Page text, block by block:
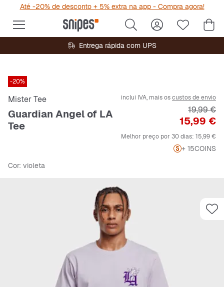
Até -20% de desconto + 5% extra na app - Compra agora!
Entrega rápida com UPS
-20%
Mister Tee
Guardian Angel of LA
Tee
inclui IVA, mais oscustos de envio
Preço
15,99 €
Preço
19,99 €
Melhor preço por 30 dias: 15,99 €
+ 15COINS
Cor: violeta